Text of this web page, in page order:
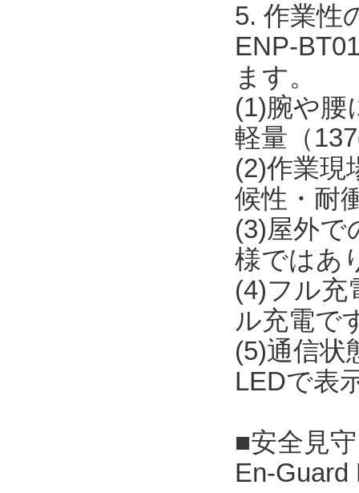
5. 作業性
ENP-
ます。
(1)腕や腰
軽量（
(2)作業現
候性・耐
(3)屋外で
様ではあ
(4)フル充
ル充電で
(5)通信状
LEDで表
■安全見
En-Guard